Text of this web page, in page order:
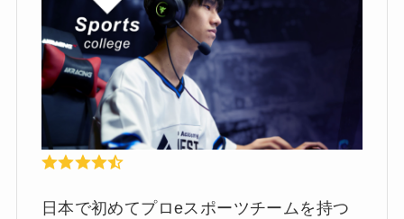
日本で初めてプロeスポーツチームを持つ